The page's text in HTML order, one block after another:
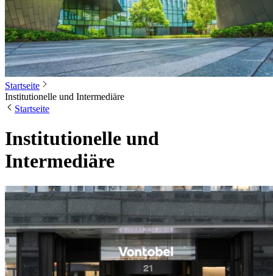
Startseite
Institutionelle und Intermediäre
Startseite
Institutionelle und
Intermediäre